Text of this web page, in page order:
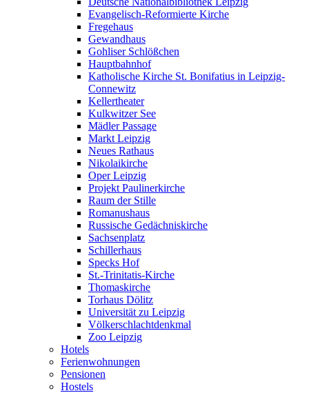
Evangelisch-Reformierte Kirche
Fregehaus
Gewandhaus
Gohliser Schlößchen
Hauptbahnhof
Katholische Kirche St. Bonifatius in Leipzig-
Connewitz
Kellertheater
Kulkwitzer See
Mädler Passage
Markt Leipzig
Neues Rathaus
Nikolaikirche
Oper Leipzig
Projekt Paulinerkirche
Raum der Stille
Romanushaus
Russische Gedächniskirche
Sachsenplatz
Schillerhaus
Specks Hof
St.-Trinitatis-Kirche
Thomaskirche
Torhaus Dölitz
Universität zu Leipzig
Völkerschlachtdenkmal
Zoo Leipzig
Hotels
Ferienwohnungen
Pensionen
Hostels